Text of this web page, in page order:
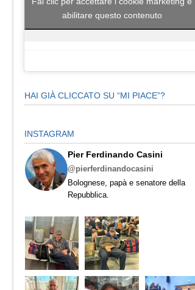
abilitare questo contenuto
HAI GIÀ CLICCATO SU “MI PIACE”?
INSTAGRAM
Pier Ferdinando Casini
@pierferdinandocasini
Bolognese, papà e senatore della
Repubblica.